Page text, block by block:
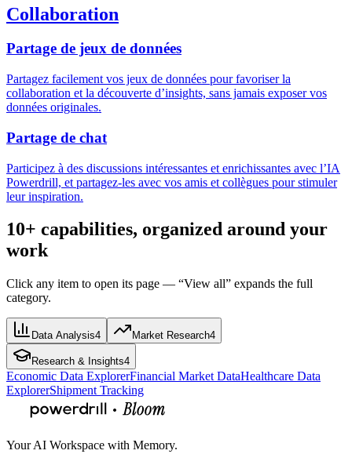
Collaboration
Partage de jeux de données
Partagez facilement vos jeux de données pour favoriser la
collaboration et la découverte d’insights, sans jamais exposer vos
données originales.
Partage de chat
Participez à des discussions intéressantes et enrichissantes avec l’IA
Powerdrill, et partagez-les avec vos amis et collègues pour stimuler
leur inspiration.
10+ capabilities, organized around your
work
Click any item to open its page — “View all” expands the full
category.
Data Analysis4 Market Research4
Research & Insights4
Economic Data ExplorerFinancial Market DataHealthcare Data
ExplorerShipment Tracking
Your AI Workspace with Memory.